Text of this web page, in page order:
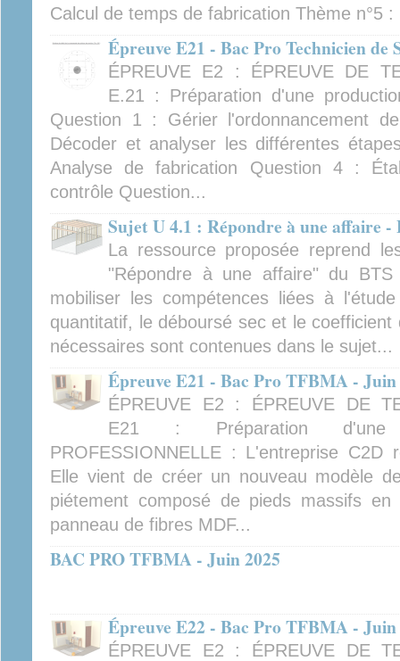
Calcul de temps de fabrication Thème n°5 :
Épreuve E21 - Bac Pro Technicien de
ÉPREUVE E2 : ÉPREUVE DE
E.21 : Préparation d'une
Question 1 : Gérier l'ordonnancement
Décoder et analyser les différentes
Analyse de fabrication Question 4 :
contrôle Question...
Sujet U 4.1 : Répondre à une affaire -
La ressource proposée reprend
"Répondre à une affaire" du
mobiliser les compétences liées à
quantitatif, le déboursé sec et le
nécessaires sont contenues dans le sujet...
Épreuve E21 - Bac Pro TFBMA - Juin
ÉPREUVE E2 : ÉPREUVE DE
E21 : Préparation d'une
PROFESSIONNELLE : L'entreprise C2D
Elle vient de créer un nouveau modèle
piétement composé de pieds massifs
panneau de fibres MDF...
BAC PRO TFBMA - Juin 2025
Épreuve E22 - Bac Pro TFBMA - Juin
ÉPREUVE E2 : ÉPREUVE DE